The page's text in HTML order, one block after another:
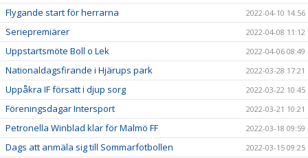
Flygande start för herrarna 2022-04-10 14:56
Seriepremiärer 2022-04-08 11:12
Uppstartsmöte Boll o Lek 2022-04-06 08:49
Nationaldagsfirande i Hjärups park 2022-03-28 17:21
Uppåkra IF försatt i djup sorg 2022-03-22 10:45
Föreningsdagar Intersport 2022-03-21 10:21
Petronella Winblad klar för Malmö FF 2022-03-18 09:59
Dags att anmäla sig till Sommarfotbollen 2022-03-15 09:25